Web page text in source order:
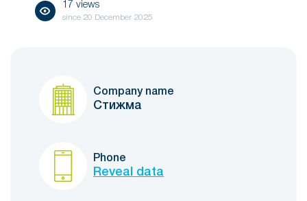
17 views
since 20 December 2025
Company name
Стижма
Phone
Reveal data